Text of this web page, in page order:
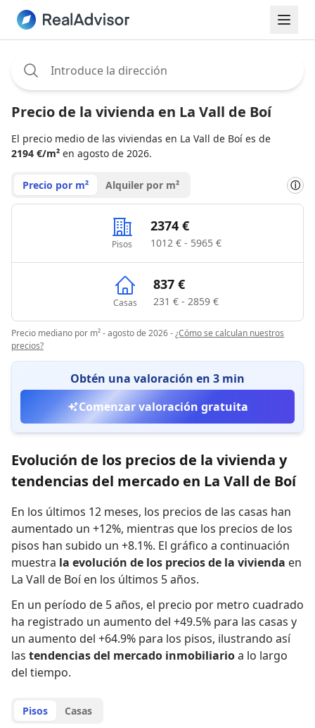
Precio de la vivienda en La Vall de Boí
El precio medio de las viviendas en La Vall de Boí es de
2194 €/m² en agosto de 2026.
Precio por m² Alquiler por m² ⓘ
Pisos
2374 €
1012 € - 5965 €
Casas
837 €
231 € - 2859 €
Precio mediano por m² - agosto de 2026-¿Cómo se calculan nuestros
precios?
Obtén una valoración en 3 min
Comenzar valoración gratuita
Evolución de los precios de la vivienda y
tendencias del mercado en La Vall de Boí
En los últimos 12 meses, los precios de las casas han
aumentado un +12%, mientras que los precios de los
pisos han subido un +8.1%. El gráfico a continuación
muestra la evolución de los precios de la vivienda en
La Vall de Boí en los últimos 5 años.
En un período de 5 años, el precio por metro cuadrado
ha registrado un aumento del +49.5% para las casas y
un aumento del +64.9% para los pisos, ilustrando así
las tendencias del mercado inmobiliarioa lo largo
del tiempo.
Pisos Casas